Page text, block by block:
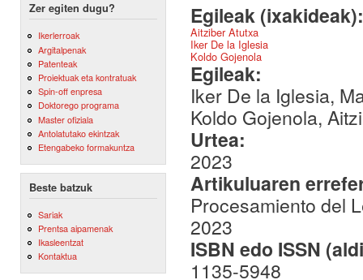
Zer egiten dugu?
Ikerlerroak
Argitalpenak
Patenteak
Proiektuak eta kontratuak
Spin-off enpresa
Doktorego programa
Master ofiziala
Antolatutako ekintzak
Etengabeko formakuntza
Beste batzuk
Sariak
Prentsa aipamenak
Ikasleentzat
Kontaktua
Egileak
Aitziber Atutxa
Iker De la Iglesia
Koldo Gojenola
Egileak:
Iker De la Iglesia,
Koldo Gojenola,
Urtea:
2023
Artikuluaren
Procesamiento del
2023
ISBN edo ISSN
1135-5948